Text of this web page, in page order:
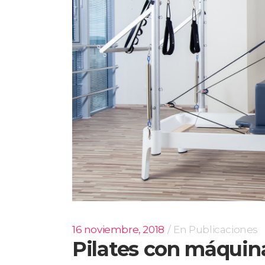
16 noviembre, 2018 En Publicaciones
Pilates con